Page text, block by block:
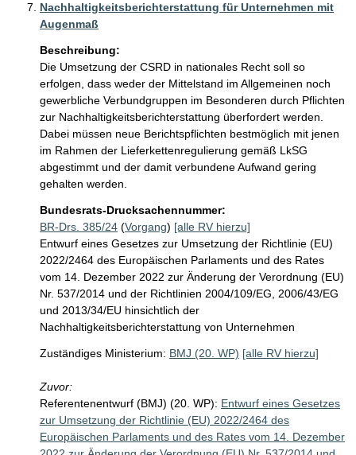
Nachhaltigkeitsberichterstattung für Unternehmen mit
Augenmaß
Beschreibung:
Die Umsetzung der CSRD in nationales Recht soll so
erfolgen, dass weder der Mittelstand im Allgemeinen noch
gewerbliche Verbundgruppen im Besonderen durch Pflichten
zur Nachhaltigkeitsberichterstattung überfordert werden.
Dabei müssen neue Berichtspflichten bestmöglich mit jenen
im Rahmen der Lieferkettenregulierung gemäß LkSG
abgestimmt und der damit verbundene Aufwand gering
gehalten werden.
Bundesrats-Drucksachennummer:
BR-Drs. 385/24 (Vorgang) [alle RV hierzu]
Entwurf eines Gesetzes zur Umsetzung der Richtlinie (EU)
2022/2464 des Europäischen Parlaments und des Rates
vom 14. Dezember 2022 zur Änderung der Verordnung (EU)
Nr. 537/2014 und der Richtlinien 2004/109/EG, 2006/43/EG
und 2013/34/EU hinsichtlich der
Nachhaltigkeitsberichterstattung von Unternehmen
Zuständiges Ministerium: BMJ (20. WP) [alle RV hierzu]
Zuvor:
Referentenentwurf (BMJ) (20. WP): Entwurf eines Gesetzes
zur Umsetzung der Richtlinie (EU) 2022/2464 des
Europäischen Parlaments und des Rates vom 14. Dezember